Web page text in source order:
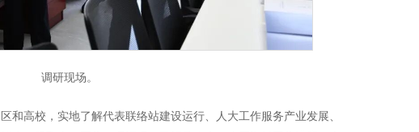
调研现场。
和高校，实地了解代表联络站建设运行、人大工作服务产业发展、